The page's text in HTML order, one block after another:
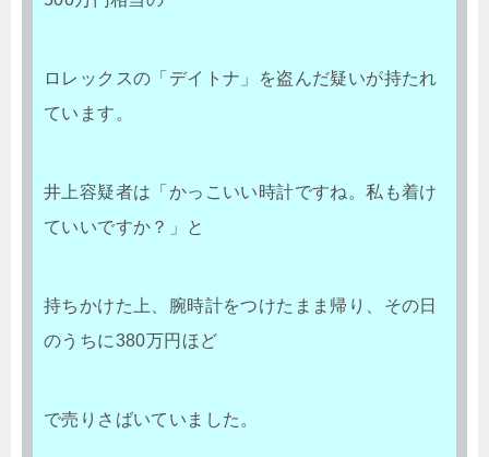
ロレックスの「デイトナ」を盗んだ疑いが持たれ
ています。
井上容疑者は「かっこいい時計ですね。私も着け
ていいですか？」と
持ちかけた上、腕時計をつけたまま帰り、その日
のうちに380万円ほど
で売りさばいていました。